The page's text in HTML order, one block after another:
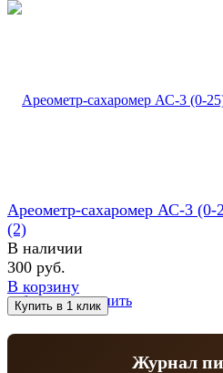
избранное сравнить
Ареометр-сахаромер АС-3 (0-
(2)
В наличии
300 руб.
В корзину
Журнал